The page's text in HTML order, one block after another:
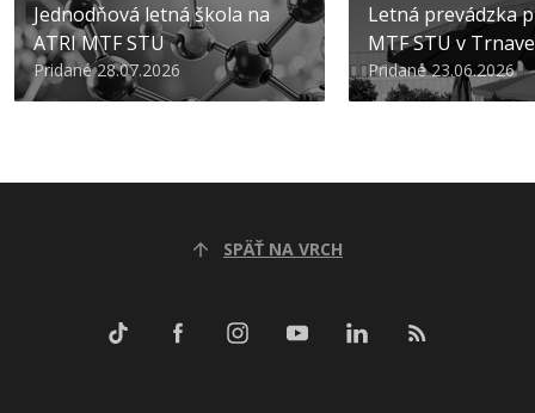
Jednodňová letná škola na
ATRI MTF STU
Pridané 28.07.2026
Letná prevádzka
MTF STU v Trnave
Pridané 23.06.2026
SPÄŤ NA VRCH